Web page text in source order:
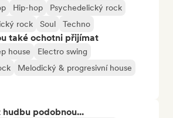
Hip-hop
Psychedelický rock
rock
Soul Techno
také ochotni přijímat
house
Electro swing
Melodický & progresivní house
podobnou...